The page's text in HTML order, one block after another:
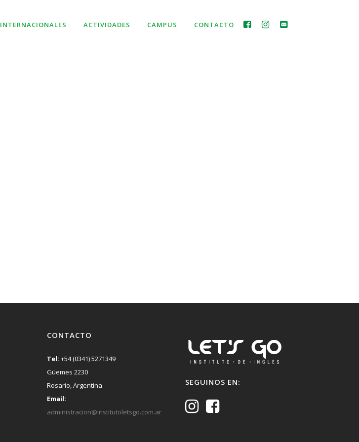
INTERNACIONALES ACTIVIDADES CAMPUS CONTACTO
CONTACTO
Tel: +54 (0341) 5271349
Güemes 2230
Rosario, Argentina
Email:
administracion@institutoletsgo.com.ar
SEGUINOS EN: